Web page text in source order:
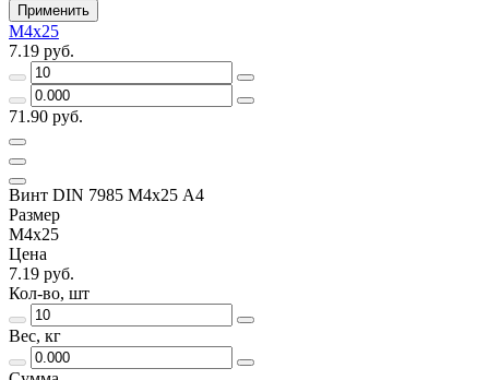
Применить
М4х25
7.19 руб.
71.90 руб.
Винт DIN 7985 М4х25 A4
Размер
М4х25
Цена
7.19 руб.
Кол-во, шт
Вес, кг